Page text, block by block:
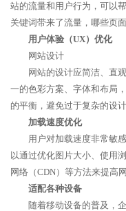
站的流量和用户行为，可以
关键词带来了流量，哪些页
用户体验（UX）优化
网站设计
网站的设计应简洁、直
一的色彩方案、字体和布局
的平衡，避免过于复杂的设计
加载速度优化
用户对加载速度非常敏
以通过优化图片大小、使用
网络（CDN）等方法来提高
适配各种设备
随着移动设备的普及，